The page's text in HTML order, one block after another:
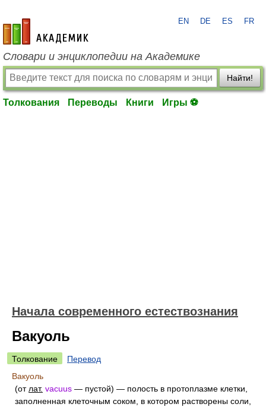
academic.ru
EN DE ES FR
Словари и энциклопедии на Академике
Найти!
Толкования Переводы Книги Игры ⚽
Начала современного естествознания
Вакуоль
Толкование
Перевод
Вакуоль
(от лат. vacuus — пустой) — полость в протоплазме клетки,
заполненная клеточным соком, в котором растворены соли,